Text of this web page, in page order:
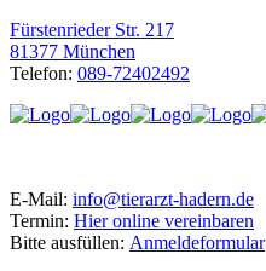
Fürstenrieder Str. 217
81377 München
Telefon: 089-72402492
E-Mail: info@tierarzt-hadern.de
Termin: Hier online vereinbaren
Bitte ausfüllen: Anmeldeformular